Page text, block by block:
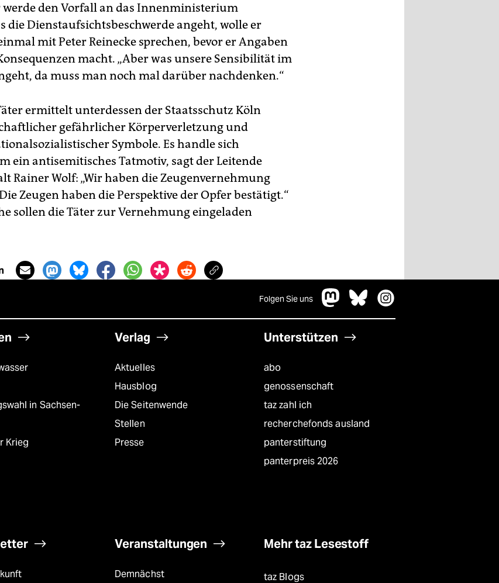
werde den Vorfall an das Innenministerium
die Dienstaufsichtsbeschwerde angeht, wolle er
mit Peter Reinecke sprechen, bevor er Angaben
macht. „Aber was unsere Sensibilität im
da muss man noch mal darüber nachdenken.“
ermittelt unterdessen der Staatsschutz Köln
gefährlicher Körperverletzung und
Symbole. Es handle sich
ein antisemitisches Tatmotiv, sagt der Leitende
Rainer Wolf: „Wir haben die Zeugenvernehmung
Zeugen haben die Perspektive der Opfer bestätigt.“
sollen die Täter zur Vernehmung eingeladen
Folgen Sie uns
in Sachsen-
Krieg
Verlag
Aktuelles
Hausblog
Die Seitenwende
Stellen
Presse
Unterstützen
abo
genossenschaft
taz zahl ich
recherchefonds ausland
panterstiftung
panterpreis 2026
Veranstaltungen
Demnächst
Mehr taz Lesestoff
taz Blogs